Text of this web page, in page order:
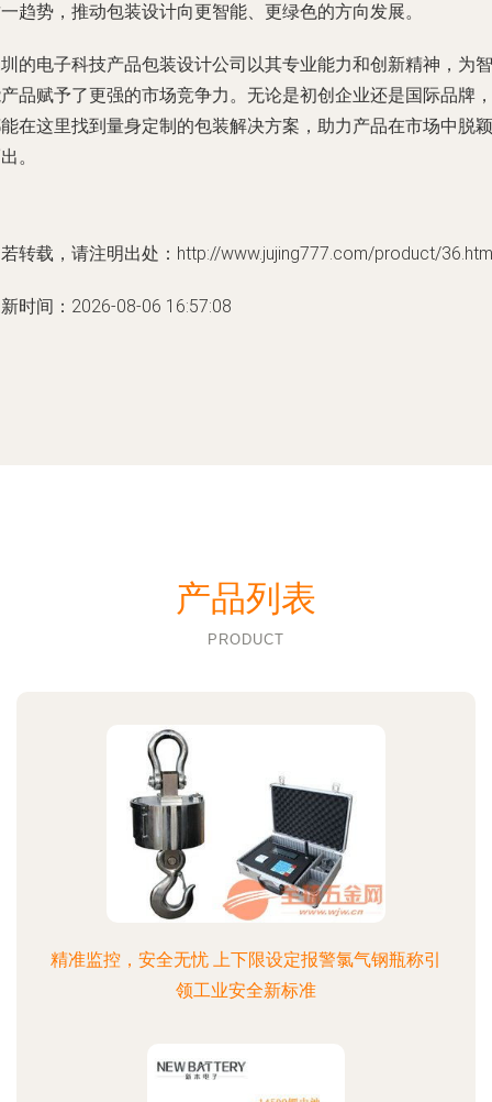
趋势，推动包装设计向更智能、更绿色的方向发展。
的电子科技产品包装设计公司以其专业能力和创新精神，为智
品赋予了更强的市场竞争力。无论是初创企业还是国际品牌，
在这里找到量身定制的包装解决方案，助力产品在市场中脱颖
。
转载，请注明出处：http://www.jujing777.com/product/
时间：2026-08-06 16:57:08
产品列表
PRODUCT
精准监控，安全无忧 上下限设定报警氯气钢瓶称引
领工业安全新标准